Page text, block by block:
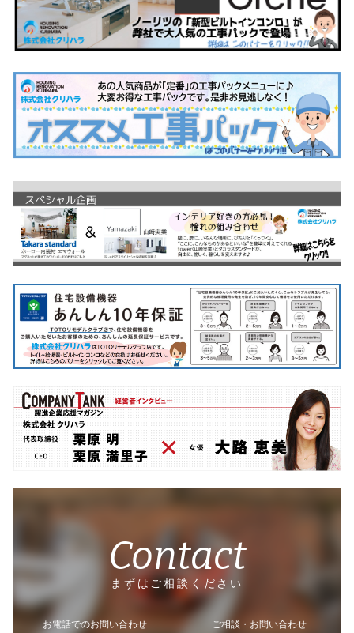
Contact
まずはご相談ください
お電話でのお問い合わせ ご相談・お問い合わせ